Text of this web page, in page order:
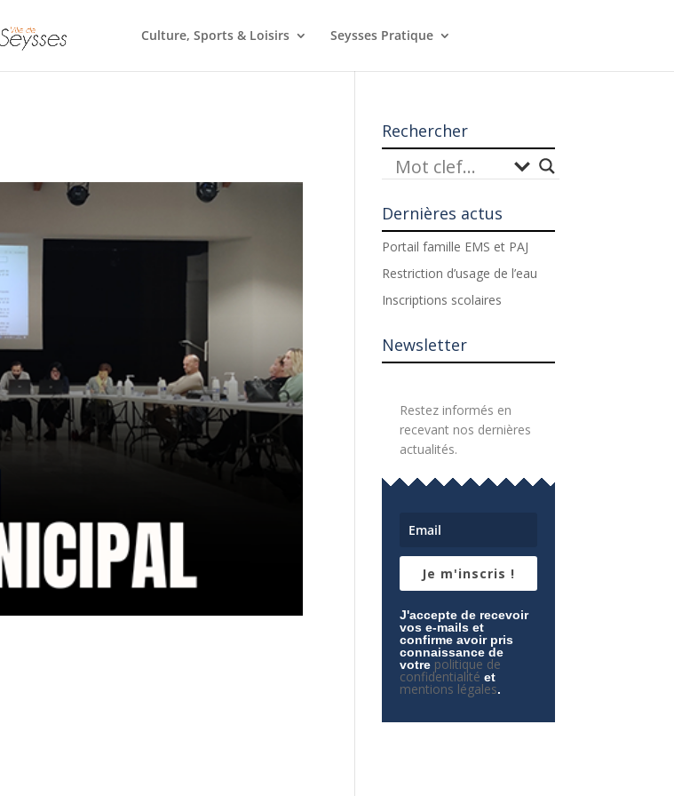
Culture, Sports & Loisirs Seysses Pratique
Rechercher
Dernières actus
Portail famille EMS et PAJ
Restriction d’usage de l’eau
Inscriptions scolaires
Newsletter
Restez informés en
recevant nos dernières
actualités.
Je m'inscris !
J'accepte de recevoir
vos e-mails et
confirme avoir pris
connaissance de
votre politique de
confidentialité et
mentions légales.